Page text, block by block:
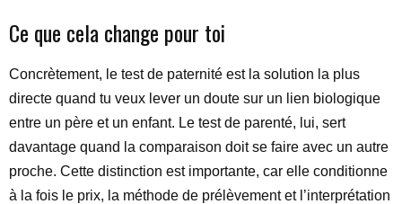
Ce que cela change pour toi
Concrètement, le test de paternité est la solution la plus
directe quand tu veux lever un doute sur un lien biologique
entre un père et un enfant. Le test de parenté, lui, sert
davantage quand la comparaison doit se faire avec un autre
proche. Cette distinction est importante, car elle conditionne
à la fois le prix, la méthode de prélèvement et l’interprétation